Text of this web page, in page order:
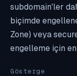
subdomain'ler
biçimde
Zone) veya
engelleme için
Gösterge